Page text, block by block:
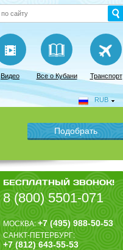
Видео Все о Кубани Транспорт
RUB
БЕСПЛАТНЫЙ ЗВОНОК!
8 (800) 5501-071
МОСКВА:+7 (495) 988-50-53
САНКТ-ПЕТЕРБУРГ:
+7 (812) 643-55-53